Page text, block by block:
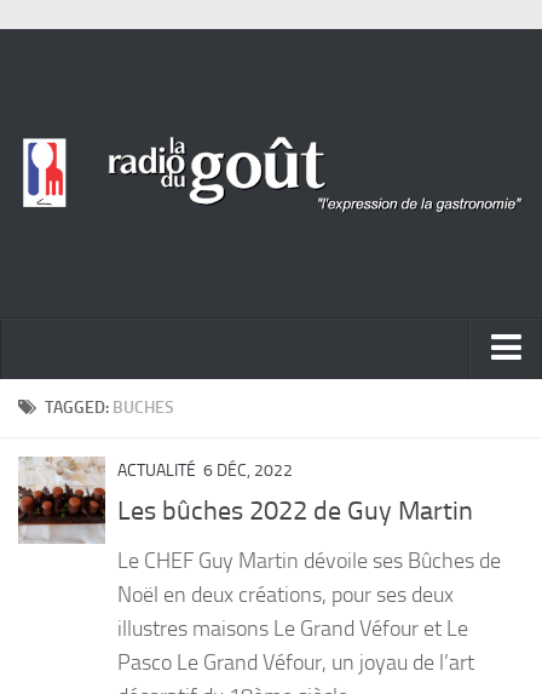
ACTUALITÉ
PORTRAITS
LIVRES
TAGGED: BUCHES
ACTUALITÉ 6 DÉC, 2022
Les bûches 2022 de Guy Martin
Le CHEF Guy Martin dévoile ses Bûches de
Noël en deux créations, pour ses deux
illustres maisons Le Grand Véfour et Le
Pasco Le Grand Véfour, un joyau de l’art